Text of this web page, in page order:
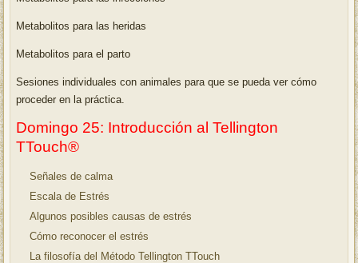
Metabolitos para las heridas
Metabolitos para el parto
Sesiones individuales con animales para que se pueda ver cómo
proceder en la práctica.
Domingo 25: Introducción al Tellington
TTouch®
Señales de calma
Escala de Estrés
Algunos posibles causas de estrés
Cómo reconocer el estrés
La filosofía del Método Tellington TTouch